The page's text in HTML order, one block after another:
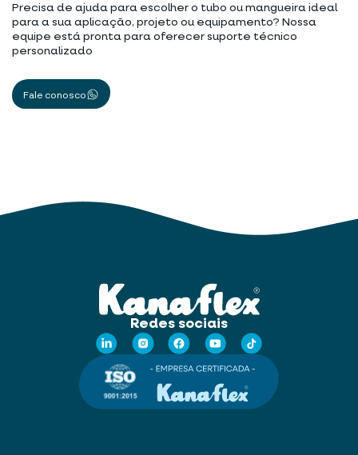
Precisa de ajuda para escolher o tubo ou mangueira ideal
para a sua aplicação, projeto ou equipamento? Nossa
equipe está pronta para oferecer suporte técnico
personalizado
Fale conosco
Redes sociais